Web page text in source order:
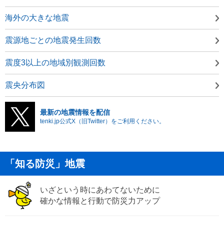
海外の大きな地震
震源地ごとの地震発生回数
震度3以上の地域別観測回数
震央分布図
最新の地震情報を配信
tenki.jp公式X（旧Twitter）をご利用ください。
「知る防災」地震
いざという時にあわてないために
確かな情報と行動で防災力アップ